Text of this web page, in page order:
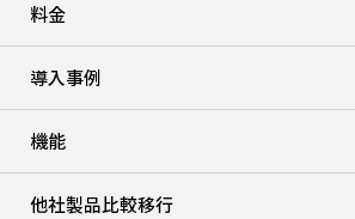
料金
導入事例
機能
他社製品比較移行